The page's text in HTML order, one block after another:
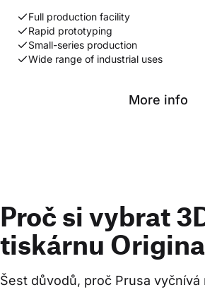
Full production facility
Rapid prototyping
Small-series production
Wide range of industrial uses
More info
Proč si vybrat
tiskárnu
Šest důvodů, proč Prusa vyčnívá